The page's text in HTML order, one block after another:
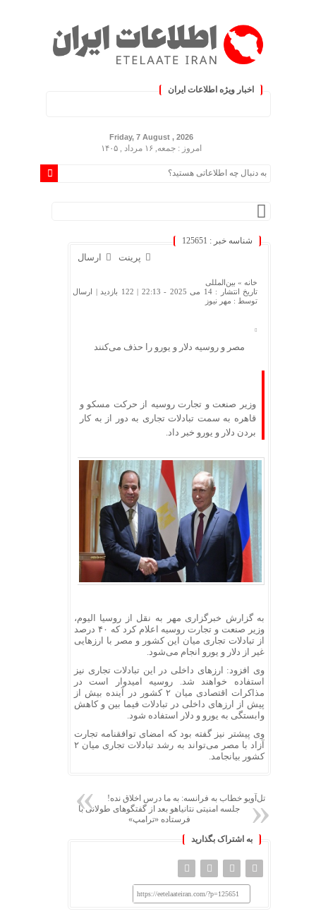
اخبار ویژه اطلاعات ایران
Friday, 7 August , 2026
امروز : جمعه, ۱۶ مرداد , ۱۴۰۵
شناسه خبر : 125651
ارسال پرینت
خانه » بین‌المللی
تاریخ انتشار : 14 می 2025 - 22:13 |
122 بازدید
| ارسال
توسط : مهر نیوز
مصر و روسیه دلار و یورو را حذف می‌کنند
وزیر صنعت و تجارت روسیه از حرکت مسکو و
قاهره به سمت تبادلات تجاری به دور از به کار
بردن دلار و یورو خبر داد.
به گزارش خبرگزاری مهر به نقل از روسیا
الیوم،
وزیر صنعت و تجارت روسیه اعلام کرد که ۴۰ درصد
از تبادلات تجاری میان این کشور و مصر با ارزهایی
غیر از دلار و یورو انجام می‌شود.
وی افزود: ارزهای داخلی در این تبادلات تجاری نیز
استفاده خواهند شد. روسیه امیدوار است در
مذاکرات اقتصادی میان ۲ کشور در آینده بیش از
پیش از ارزهای داخلی در تبادلاتفیما بین و کاهش
وابستگی به یورو و دلار استفاده شود.
وی پیشتر
نیز گفته بود که امضای توافقنامه تجارت
آزاد با مصر می‌تواند به رشد تبادلات تجاری میان ۲
کشور بیانجامد.
تل‌آویو خطاب به فرانسه: به ما درس اخلاق نده!
جلسه امنیتی نتانیاهو بعد از گفتگوهای طولانی با
فرستاده «ترامپ»
به اشتراک بگذارید
https://eetelaateiran.com/?p=125651